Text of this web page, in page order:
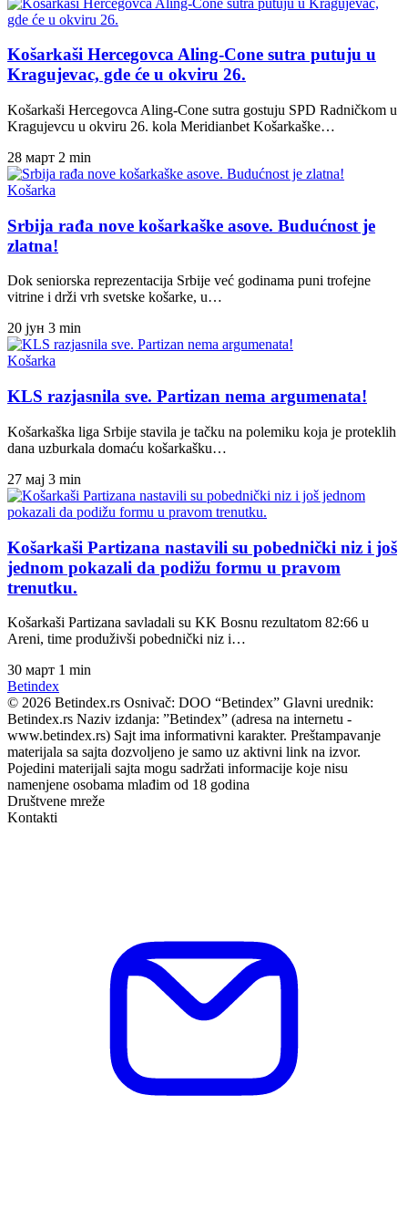
Košarkaši Hercegovca Aling-Cone sutra putuju u
Kragujevac, gde će u okviru 26.
Košarkaši Hercegovca Aling-Cone sutra gostuju SPD Radničkom u
Kragujevcu u okviru 26. kola Meridianbet Košarkaške…
28 март 2 min
Košarka
Srbija rađa nove košarkaške asove. Budućnost je
zlatna!
Dok seniorska reprezentacija Srbije već godinama puni trofejne
vitrine i drži vrh svetske košarke, u…
20 јун 3 min
Košarka
KLS razjasnila sve. Partizan nema argumenata!
Košarkaška liga Srbije stavila je tačku na polemiku koja je proteklih
dana uzburkala domaću košarkašku…
27 мај 3 min
Košarkaši Partizana nastavili su pobednički niz i još
jednom pokazali da podižu formu u pravom
trenutku.
Košarkaši Partizana savladali su KK Bosnu rezultatom 82:66 u
Areni, time produživši pobednički niz i…
30 март 1 min
Betindex
© 2026 Betindex.rs Osnivač: DOO “Betindex” Glavni urednik:
Betindex.rs Naziv izdanja: ”Betindex” (adresa na internetu -
www.betindex.rs) Sajt ima informativni karakter. Preštampavanje
materijala sa sajta dozvoljeno je samo uz aktivni link na izvor.
Pojedini materijali sajta mogu sadržati informacije koje nisu
namenjene osobama mlađim od 18 godina
Društvene mreže
Kontakti